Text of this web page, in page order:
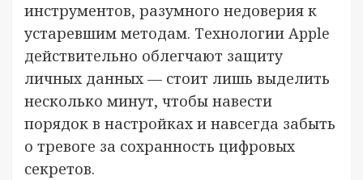
инструментов, разумного недоверия к
устаревшим методам. Технологии Apple
действительно облегчают защиту
личных данных — стоит лишь выделить
несколько минут, чтобы навести
порядок в настройках и навсегда забыть
о тревоге за сохранность цифровых
секретов.